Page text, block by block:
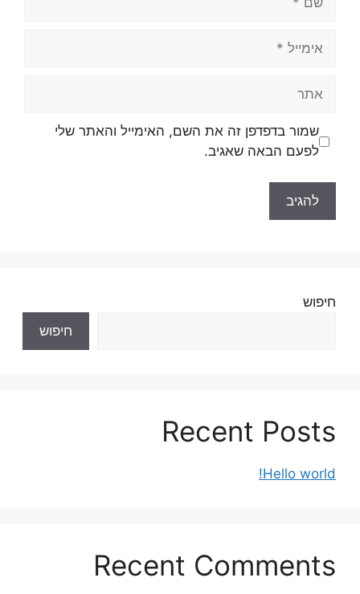
שמור בדפדפן זה את השם, האימייל והאתר שלי
לפעם הבאה שאגיב.
חיפוש
חיפוש
Recent Posts
Hello world!
Recent Comments